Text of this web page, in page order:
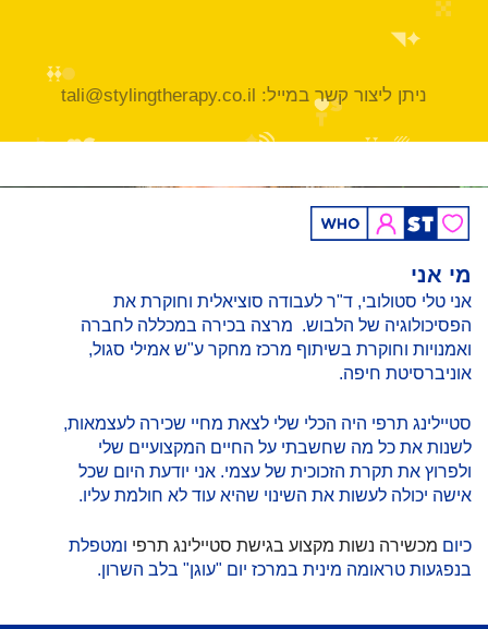
ניתן ליצור קשר במייל: tali@stylingtherapy.co.il
מי אני
אני טלי סטולובי, ד"ר לעבודה סוציאלית וחוקרת את
הפסיכולוגיה של הלבוש. מרצה בכירה במכללה לחברה
ואמנויות וחוקרת בשיתוף מרכז מחקר ע"ש אמילי סגול,
אוניברסיטת חיפה.
סטיילינג תרפי היה הכלי שלי לצאת מחיי שכירה לעצמאות,
לשנות את כל מה שחשבתי על החיים המקצועיים שלי
ולפרוץ את תקרת הזכוכית של עצמי. אני יודעת היום שכל
אישה יכולה לעשות את השינוי שהיא עוד לא חולמת עליו.
כיום מכשירה נשות מקצוע בגישת סטיילינג תרפי ומטפלת
בנפגעות טראומה מינית במרכז יום "עוגן" בלב השרון.